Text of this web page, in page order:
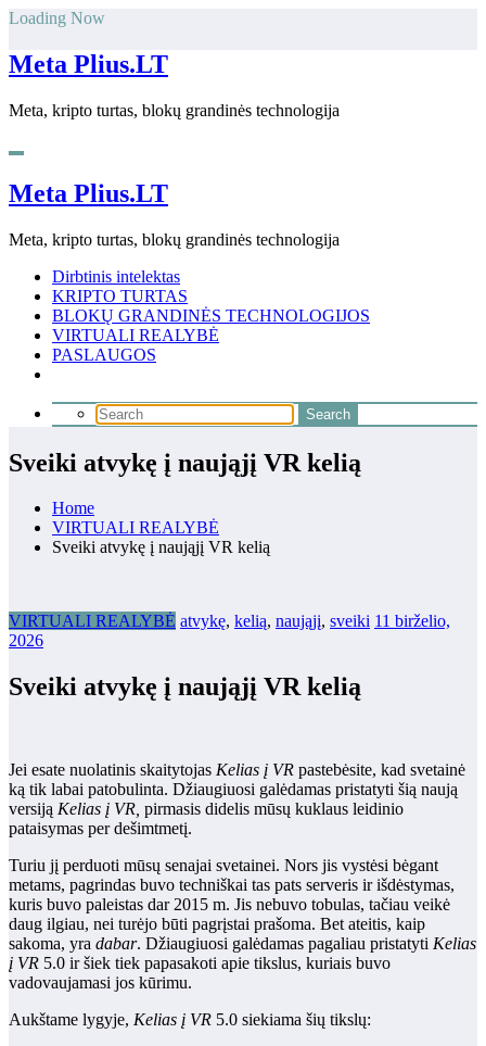
Skip
content
Loading Now
Meta Plius.LT
Meta, kripto turtas, blokų grandinės technologija
Meta Plius.LT
Meta, kripto turtas, blokų grandinės technologija
Dirbtinis intelektas
KRIPTO TURTAS
BLOKŲ GRANDINĖS TECHNOLOGIJOS
VIRTUALI REALYBĖ
PASLAUGOS
Sveiki atvykę į naująjį VR kelią
Home
VIRTUALI REALYBĖ
Sveiki atvykę į naująjį VR kelią
VIRTUALI REALYBĖ atvykę, kelią, naująjį, sveiki 11 birželio,
2026
Sveiki atvykę į naująjį VR kelią
Jei esate nuolatinis skaitytojas Kelias į VR pastebėsite, kad svetainė
ką tik labai patobulinta. Džiaugiuosi galėdamas pristatyti šią naują
versiją Kelias į VR, pirmasis didelis mūsų kuklaus leidinio
pataisymas per dešimtmetį.
Turiu jį perduoti mūsų senajai svetainei. Nors jis vystėsi bėgant
metams, pagrindas buvo techniškai tas pats serveris ir išdėstymas,
kuris buvo paleistas dar 2015 m. Jis nebuvo tobulas, tačiau veikė
daug ilgiau, nei turėjo būti pagrįstai prašoma. Bet ateitis, kaip
sakoma, yra dabar. Džiaugiuosi galėdamas pagaliau pristatyti Kelias
į VR 5.0 ir šiek tiek papasakoti apie tikslus, kuriais buvo
vadovaujamasi jos kūrimu.
Aukštame lygyje, Kelias į VR 5.0 siekiama šių tikslų: